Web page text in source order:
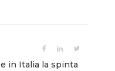
in Italia la spinta